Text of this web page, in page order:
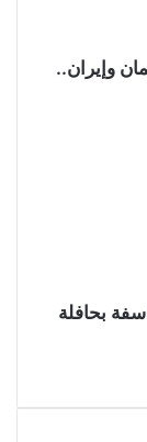
وإيران..
بحافلة